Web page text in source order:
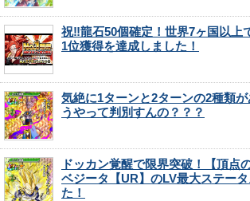
祝‼龍石50個確定！世界7ヶ国以上
1位獲得を達成しました！
気絶に1ターンと2ターンの2種類
うやって判別すんの？？？
ドッカン覚醒で限界突破！【頂点
ベジータ【UR】のLV最大ステー
た！